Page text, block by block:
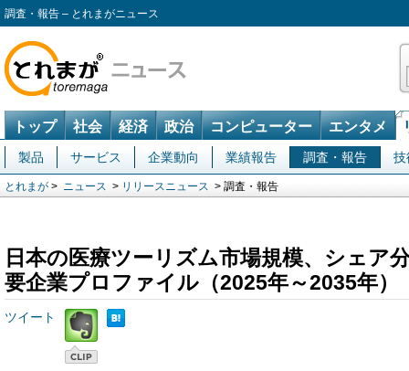
調査・報告 – とれまがニュース
トップ 社会 経済 政治 コンピューター エンタメ
製品 サービス 企業動向 業績報告 調査・報告 技
とれまが > ニュース > リリースニュース > 調査・報告
日本の医療ツーリズム市場規模、シェア
要企業プロファイル（2025年～2035年）
ツイート